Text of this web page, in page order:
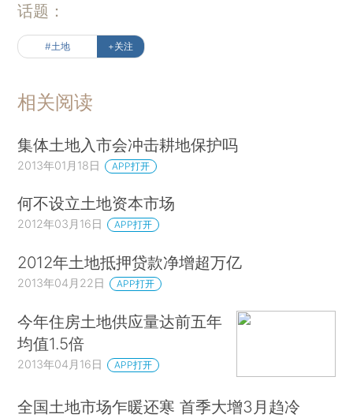
话题：
#土地 +关注
相关阅读
集体土地入市会冲击耕地保护吗
2013年01月18日 APP打开
何不设立土地资本市场
2012年03月16日 APP打开
2012年土地抵押贷款净增超万亿
2013年04月22日 APP打开
今年住房土地供应量达前五年
均值1.5倍
2013年04月16日 APP打开
全国土地市场乍暖还寒 首季大增3月趋冷